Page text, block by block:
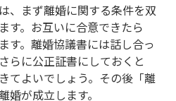
、まず離婚に関する条件を双
す。お互いに合意できたら
す。離婚協議書には話し合っ
らに公正証書にしておくと
てよいでしょう。その後「離
が成立します。